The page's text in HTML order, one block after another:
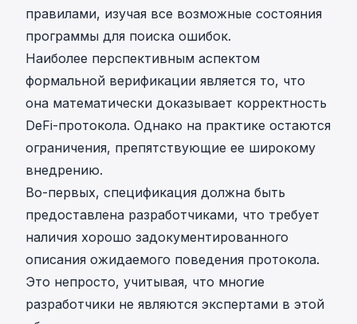
правилами, изучая все возможные состояния
программы для поиска ошибок.
Наиболее перспективным аспектом
формальной верификации является то, что
она математически доказывает корректность
DeFi-протокола. Однако на практике остаются
ограничения, препятствующие ее широкому
внедрению.
Во-первых, спецификация должна быть
предоставлена разработчиками, что требует
наличия хорошо задокументированного
описания ожидаемого поведения протокола.
Это непросто, учитывая, что многие
разработчики не являются экспертами в этой